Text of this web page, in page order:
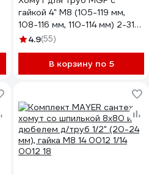
гайкой 4" М8 (105-119 мм,
108-116 мм, 110-114 мм) 2-31-
8-1-110-114
4.9(55)
В корзину по 5